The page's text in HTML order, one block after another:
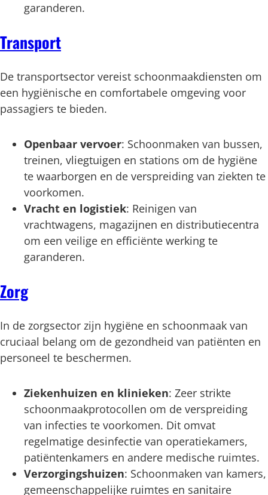
garanderen.
Transport
De transportsector vereist schoonmaakdiensten om
een hygiënische en comfortabele omgeving voor
passagiers te bieden.
Openbaar vervoer: Schoonmaken van bussen,
treinen, vliegtuigen en stations om de hygiëne
te waarborgen en de verspreiding van ziekten te
voorkomen.
Vracht en logistiek: Reinigen van
vrachtwagens, magazijnen en distributiecentra
om een veilige en efficiënte werking te
garanderen.
Zorg
In de zorgsector zijn hygiëne en schoonmaak van
cruciaal belang om de gezondheid van patiënten en
personeel te beschermen.
Ziekenhuizen en klinieken: Zeer strikte
schoonmaakprotocollen om de verspreiding
van infecties te voorkomen. Dit omvat
regelmatige desinfectie van operatiekamers,
patiëntenkamers en andere medische ruimtes.
Verzorgingshuizen: Schoonmaken van kamers,
gemeenschappelijke ruimtes en sanitaire